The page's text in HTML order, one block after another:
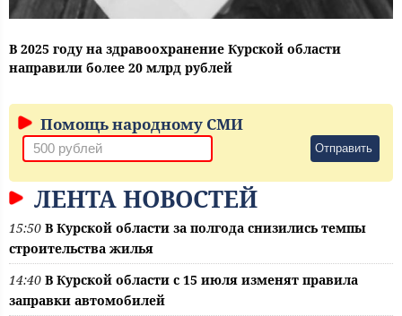
В 2025 году на здравоохранение Курской области
направили более 20 млрд рублей
Помощь народному СМИ
Отправить
ЛЕНТА НОВОСТЕЙ
15:50 В Курской области за полгода снизились темпы
строительства жилья
14:40 В Курской области с 15 июля изменят правила
заправки автомобилей